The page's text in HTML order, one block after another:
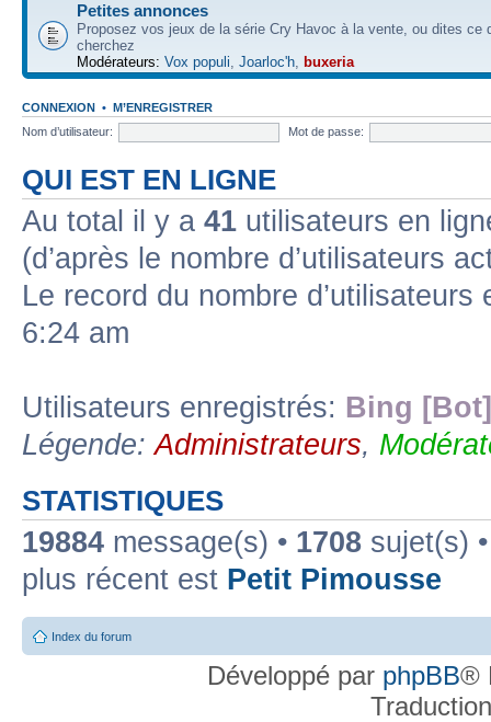
Petites annonces
Proposez vos jeux de la série Cry Havoc à la vente, ou dites ce
cherchez
Modérateurs: Vox populi, Joarloc'h, buxeria
CONNEXION • M’ENREGISTRER
Nom d’utilisateur:
Mot de passe:
QUI EST EN LIGNE
Au total il y a 41 utilisateurs en
(d’après le nombre d’utilisateurs
Le record du nombre
6:24 am
Utilisateurs enregistrés: Bing [Bot]
Légende:Administrateurs,
STATISTIQUES
19884 message(s) • 1708 sujet(s)
plus récent est Petit Pimousse
Index du forum
Développé par phpBB®